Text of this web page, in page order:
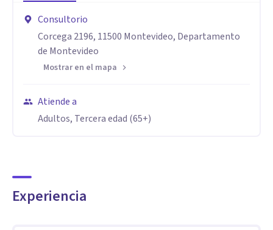
formas de profundizar mis conocimientos.
Adultos y Parejas
Consultorio
Corcega 2196, 11500 Montevideo, Departamento
de Montevideo
Mostrar en el mapa
Atiende a
Adultos, Tercera edad (65+)
Experiencia